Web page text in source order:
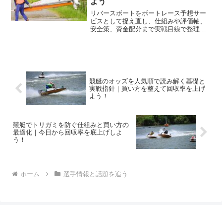
リバースボートをボートレース予想サー
ビスとして捉え直し、仕組みや評価軸、
安全策、資金配分まで実戦目線で整理し
競艇のオッズを人気順で読み解く基礎と
実戦指針｜買い方を整えて回収率を上げ
よう！
競艇でトリガミを防ぐ仕組みと買い方の
最適化｜今日から回収率を底上げしよ
う！
ホーム 選手情報と話題を追う